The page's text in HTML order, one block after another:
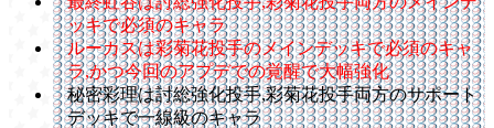
ッキで必須のキャラ
ルーカスは彩菊花投手のメインデッキで必須のキャ
ラ,かつ今回のアプデでの覚醒で大幅強化
秘密彩理は討総強化投手,彩菊花投手両方のサポート
デッキで一線級のキャラ